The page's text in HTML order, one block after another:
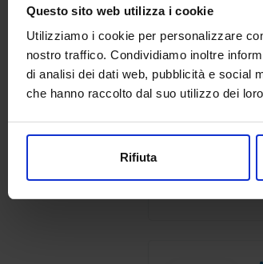
Questo sito web utilizza i cookie
Utilizziamo i cookie per personalizzare
nostro traffico. Condividiamo inoltre
di analisi dei dati web, pubblicità e social
che hanno raccolto dal suo utilizzo dei
Rifiuta